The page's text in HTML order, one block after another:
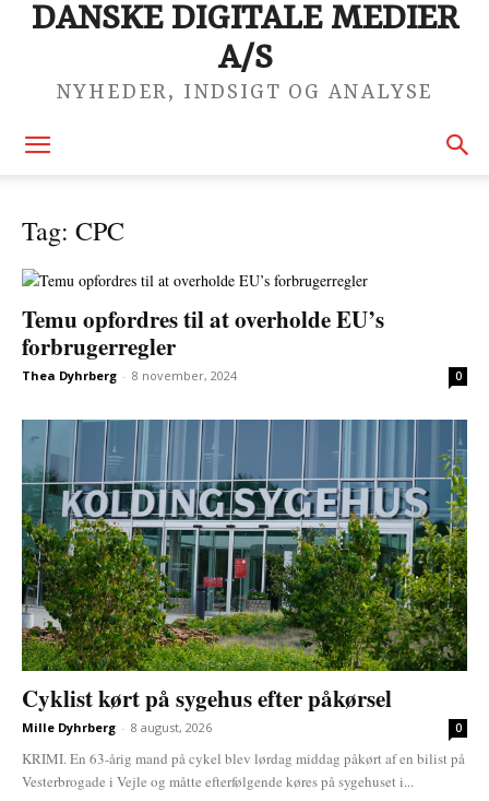
DANSKE DIGITALE MEDIER
A/S
NYHEDER, INDSIGT OG ANALYSE
Tag: CPC
Temu opfordres til at overholde EU’s
forbrugerregler
Thea Dyhrberg - 8 november, 2024 0
Cyklist kørt på sygehus efter påkørsel
Mille Dyhrberg - 8 august, 2026 0
KRIMI. En 63-årig mand på cykel blev lørdag middag påkørt af en bilist på
Vesterbrogade i Vejle og måtte efterfølgende køres på sygehuset i...